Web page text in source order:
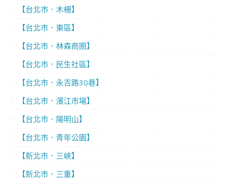
【台北市．木柵】
【台北市．東區】
【台北市．林森商圈】
【台北市．民生社區】
【台北市．永吉路30巷】
【台北市．濱江市場】
【台北市．陽明山】
【台北市．青年公園】
【新北市．三峽】
【新北市．三重】